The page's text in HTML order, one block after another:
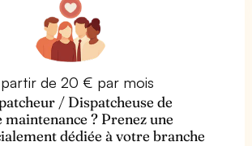
de 20 € par mois
/ Dispatcheuse de
maintenance ? Prenez une
dédiée à votre branche